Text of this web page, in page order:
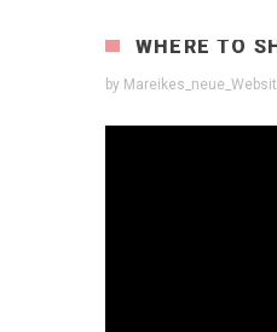
WHERE TO
by